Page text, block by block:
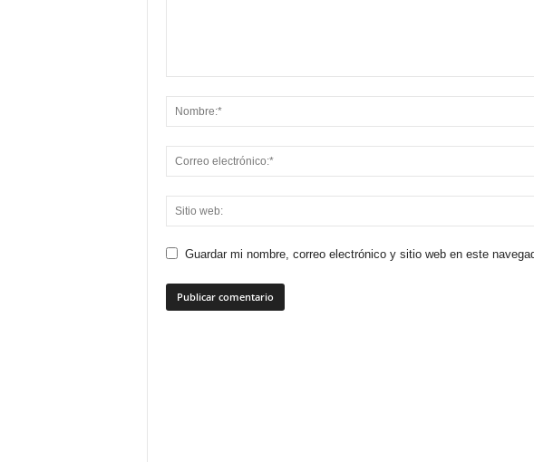
Guardar mi nombre, correo electrónico y sitio web en este